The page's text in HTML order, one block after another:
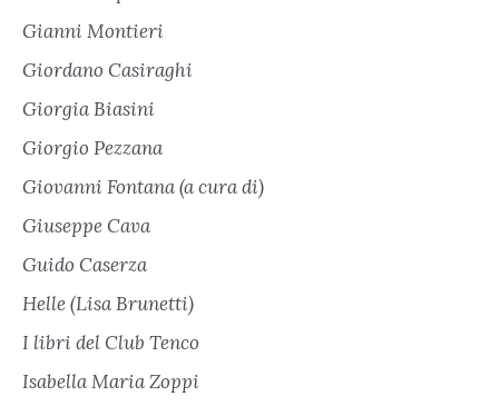
Gianni Montieri
Giordano Casiraghi
Giorgia Biasini
Giorgio Pezzana
Giovanni Fontana (a cura di)
Giuseppe Cava
Guido Caserza
Helle (Lisa Brunetti)
I libri del Club Tenco
Isabella Maria Zoppi